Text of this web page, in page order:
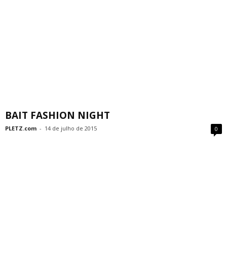
BAIT FASHION NIGHT
PLETZ.com - 14 de julho de 2015 0